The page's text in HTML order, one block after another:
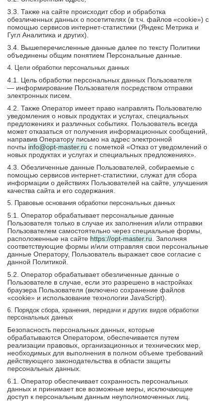
3.3. Также на сайте происходит сбор и обработка
обезличенных данных о посетителях (в т.ч. файлов «cookie») с
помощью сервисов интернет-статистики (Яндекс Метрика и
Гугл Аналитика и других).
3.4. Вышеперечисленные данные далее по тексту Политики
объединены общим понятием Персональные данные.
4. Цели обработки персональных данных
4.1. Цель обработки персональных данных Пользователя
— информирование Пользователя посредством отправки
электронных писем.
4.2. Также Оператор имеет право направлять Пользователю
уведомления о новых продуктах и услугах, специальных
предложениях и различных событиях. Пользователь всегда
может отказаться от получения информационных сообщений,
направив Оператору письмо на адрес электронной
почты info@opt-master.ru с пометкой «Отказ от уведомлений о
новых продуктах и услугах и специальных предложениях».
4.3. Обезличенные данные Пользователей, собираемые с
помощью сервисов интернет-статистики, служат для сбора
информации о действиях Пользователей на сайте, улучшения
качества сайта и его содержания.
5. Правовые основания обработки персональных данных
5.1. Оператор обрабатывает персональные данные
Пользователя только в случае их заполнения и/или отправки
Пользователем самостоятельно через специальные формы,
расположенные на сайте https://opt-master.ru . Заполняя
соответствующие формы и/или отправляя свои персональные
данные Оператору, Пользователь выражает свое согласие с
данной Политикой.
5.2. Оператор обрабатывает обезличенные данные о
Пользователе в случае, если это разрешено в настройках
браузера Пользователя (включено сохранение файлов
«cookie» и использование технологии JavaScript).
6. Порядок сбора, хранения, передачи и других видов обработки
персональных данных
Безопасность персональных данных, которые
обрабатываются Оператором, обеспечивается путем
реализации правовых, организационных и технических мер,
необходимых для выполнения в полном объеме требований
действующего законодательства в области защиты
персональных данных.
6.1. Оператор обеспечивает сохранность персональных
данных и принимает все возможные меры, исключающие
доступ к персональным данным неуполномоченных лиц.